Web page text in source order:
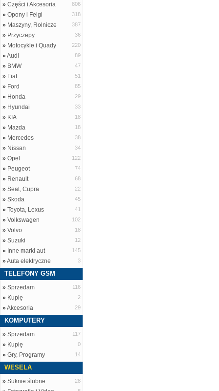
» Części i Akcesoria 806
» Opony i Felgi 318
» Maszyny, Rolnicze 387
» Przyczepy 36
» Motocykle i Quady 220
»Audi 89
» BMW 47
» Fiat 51
» Ford 85
» Honda 29
» Hyundai 33
» KIA 18
» Mazda 18
» Mercedes 38
» Nissan 34
» Opel 122
» Peugeot 74
» Renault 68
» Seat, Cupra 22
» Skoda 45
» Toyota, Lexus 41
» Volkswagen 102
» Volvo 18
» Suzuki 12
» Inne marki aut 145
»Auta elektryczne 3
TELEFONY GSM
» Sprzedam 116
» Kupię 2
»Akcesoria 29
KOMPUTERY
» Sprzedam 117
» Kupię 0
» Gry, Programy 14
WESELA
» Suknie ślubne 28